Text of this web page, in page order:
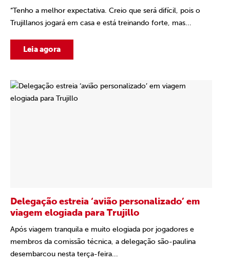
“Tenho a melhor expectativa. Creio que será difícil, pois o
Trujillanos jogará em casa e está treinando forte, mas...
Leia agora
Delegação estreia ‘avião personalizado’ em
viagem elogiada para Trujillo
Após viagem tranquila e muito elogiada por jogadores e
membros da comissão técnica, a delegação são-paulina
desembarcou nesta terça-feira...